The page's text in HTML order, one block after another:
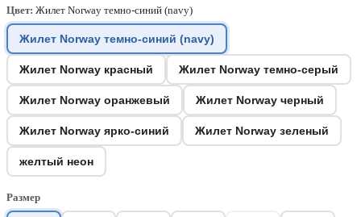
Цвет: Жилет Norway темно-синий (navy)
Жилет Norway темно-синий (navy)
Жилет Norway красный Жилет Norway темно-серый
Жилет Norway оранжевый Жилет Norway черный
Жилет Norway ярко-синий Жилет Norway зеленый
желтый неон
Размер